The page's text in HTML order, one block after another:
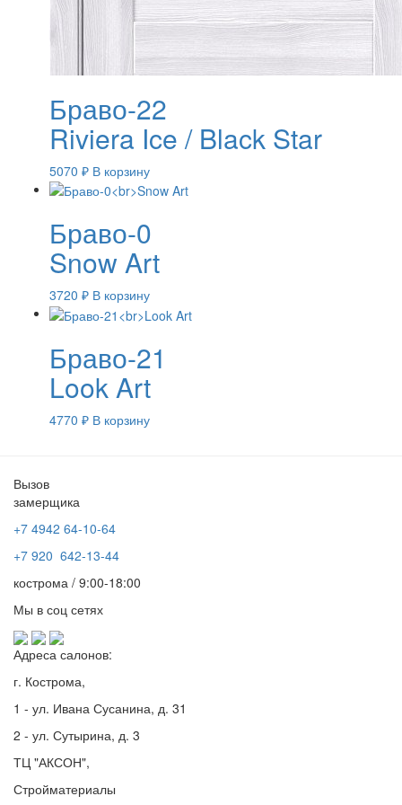
Браво-22
Riviera Ice / Black Star
5070 ₽ В корзину
Браво-0
Snow Art
3720 ₽ В корзину
Браво-21
Look Art
4770 ₽ В корзину
Вызов
замерщика
+7 4942 64-10-64
+7 920 642-13-44
кострома / 9:00-18:00
Мы в соц сетях
Адреса салонов:
г. Кострома,
1 - ул. Ивана Сусанина, д. 31
2 - ул. Сутырина, д. 3
ТЦ "АКСОН",
Стройматериалы